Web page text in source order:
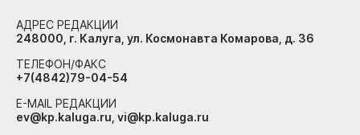
АДРЕС РЕДАКЦИИ
248000, г. Калуга, ул. Космонавта Комарова, д. 36
ТЕЛЕФОН/ФАКС
+7(4842)79-04-54
E-MAIL РЕДАКЦИИ
ev@kp.kaluga.ru, vi@kp.kaluga.ru